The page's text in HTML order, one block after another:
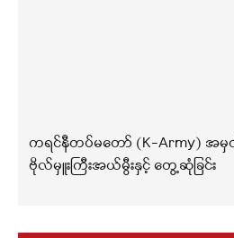
ကရင်နီတပ်မတော် (K-Army) အမှ
ဗိုလ်မှူးကြီးအယ်မွီးနှင့် တွေ့ဆုံခြင်း